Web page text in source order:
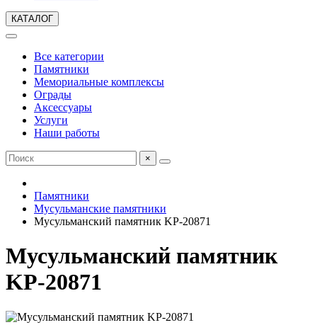
КАТАЛОГ
Все категории
Памятники
Мемориальные комплексы
Ограды
Аксессуары
Услуги
Наши работы
×
Памятники
Мусульманские памятники
Мусульманский памятник KP-20871
Мусульманский памятник
KP-20871